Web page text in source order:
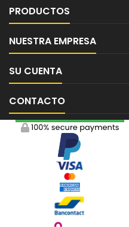
PRODUCTOS
NUESTRA EMPRESA
SU CUENTA
CONTACTO